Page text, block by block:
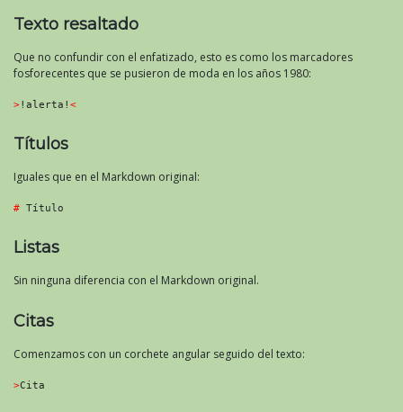
Texto resaltado
Que no confundir con el enfatizado, esto es como los marcadores
fosforecentes que se pusieron de moda en los años 1980:
>!alerta! <
Títulos
Iguales que en el Markdown original:
# Título
Listas
Sin ninguna diferencia con el Markdown original.
Citas
Comenzamos con un corchete angular seguido del texto:
>Cita